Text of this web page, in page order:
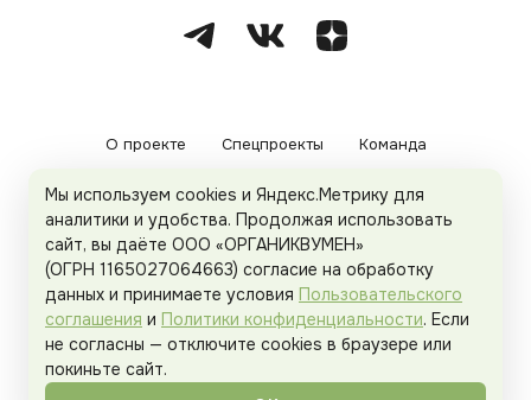
О проекте Спецпроекты Команда
Рекламодателям Политика конфиденциальности
Пользовательское соглашение
Organicwoman.ru . Все права защищены.
Мы используем cookies и Яндекс.Метрику для
аналитики и удобства. Продолжая использовать
сайт, вы даёте ООО «ОРГАНИКВУМЕН»
(ОГРН 1165027064663) согласие на обработку
данных и принимаете условия Пользовательского
соглашения и Политики конфиденциальности. Если
не согласны — отключите cookies в браузере или
покиньте сайт.